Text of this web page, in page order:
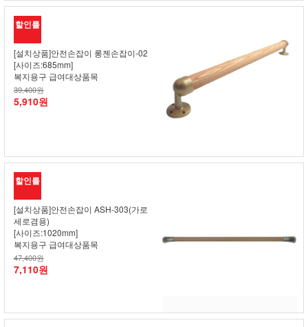
할인률
[설치상품]안전손잡이 롱젠손잡이-02
[사이즈:685mm]
복지용구 급여대상품목
39,400원
5,910원
할인률
[설치상품]안전손잡이 ASH-303(가로
세로겸용)
[사이즈:1020mm]
복지용구 급여대상품목
47,400원
7,110원